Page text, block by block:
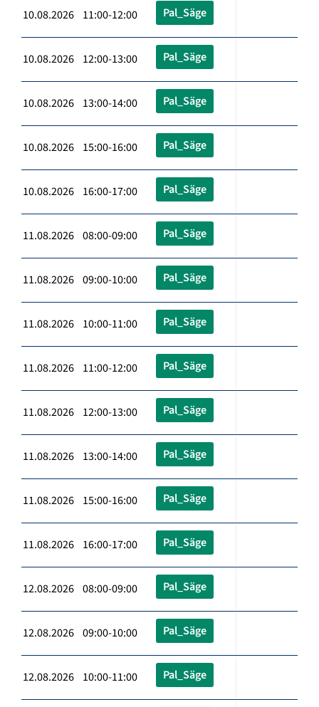
10.08.2026 11:00-12:00 Pal_Säge
10.08.2026 12:00-13:00 Pal_Säge
10.08.2026 13:00-14:00 Pal_Säge
10.08.2026 15:00-16:00 Pal_Säge
10.08.2026 16:00-17:00 Pal_Säge
11.08.2026 08:00-09:00 Pal_Säge
11.08.2026 09:00-10:00 Pal_Säge
11.08.2026 10:00-11:00 Pal_Säge
11.08.2026 11:00-12:00 Pal_Säge
11.08.2026 12:00-13:00 Pal_Säge
11.08.2026 13:00-14:00 Pal_Säge
11.08.2026 15:00-16:00 Pal_Säge
11.08.2026 16:00-17:00 Pal_Säge
12.08.2026 08:00-09:00 Pal_Säge
12.08.2026 09:00-10:00 Pal_Säge
12.08.2026 10:00-11:00 Pal_Säge